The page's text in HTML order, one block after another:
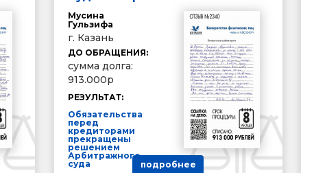
Мусина
Гульзифа
г. Казань
ДО ОБРАЩЕНИЯ:
сумма долга:
913.000р
РЕЗУЛЬТАТ:
Обязательства
перед
кредиторами
прекращены
решением
Арбитражного
суда
подробнее